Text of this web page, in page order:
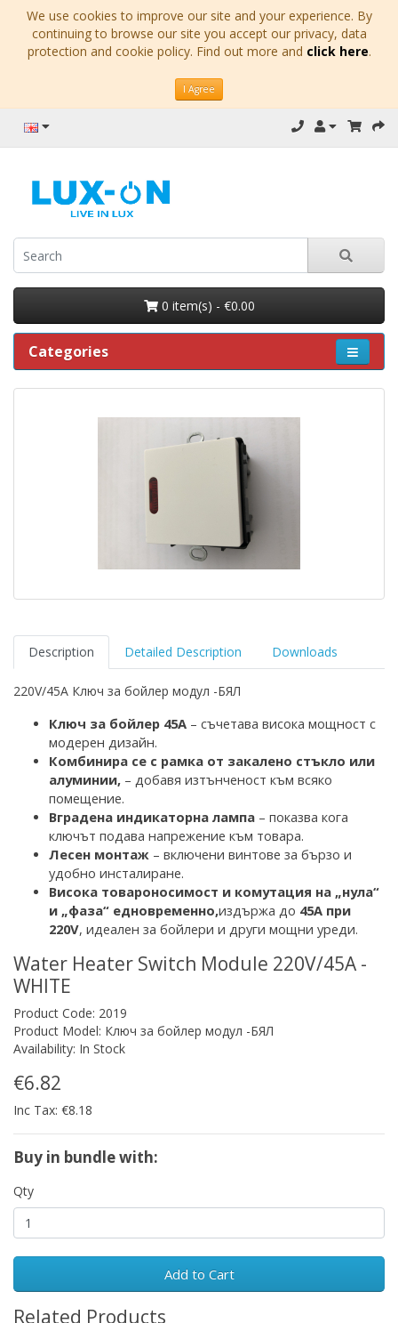
We use cookies to improve our site and your experience. By
continuing to browse our site you accept our privacy, data
protection and cookie policy. Find out more and click here.
I Agree
0 item(s) - €0.00
Categories
Description Detailed Description Downloads
220V/45A Ключ за бойлер модул -БЯЛ
Ключ за бойлер 45А – съчетава висока мощност с
модерен дизайн.
Комбинира се с рамка от закалено стъкло или
алуминии, – добавя изтънченост към всяко
помещение.
Вградена индикаторна лампа – показва кога
ключът подава напрежение към товара.
Лесен монтаж – включени винтове за бързо и
удобно инсталиране.
Висока товароносимост и комутация на „нула“
и „фаза“ едновременно,издържа до 45A при
220V, идеален за бойлери и други мощни уреди.
Water Heater Switch Module 220V/45A -
WHITE
Product Code: 2019
Product Model: Ключ за бойлер модул -БЯЛ
Availability: In Stock
€6.82
Inc Tax: €8.18
Buy in bundle with:
Qty
Add to Cart
Related Products